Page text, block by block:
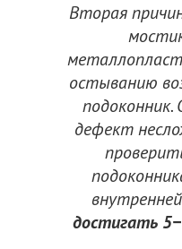
Вторая
остыванию
дефект
достигать